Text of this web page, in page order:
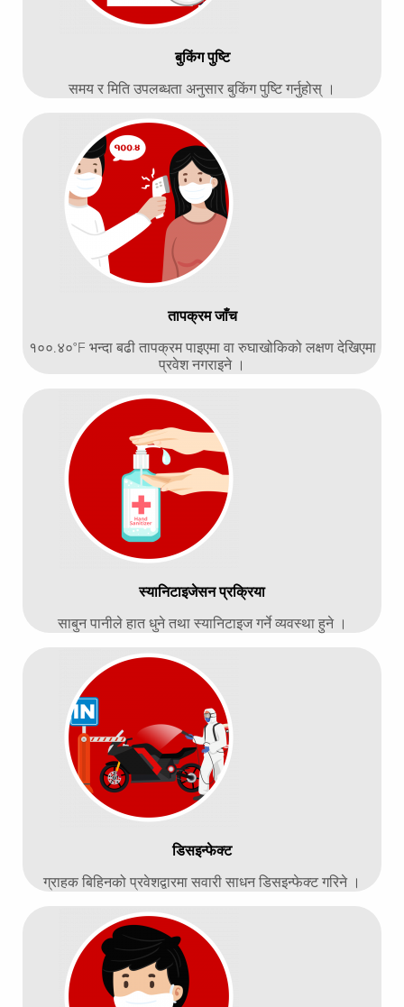
बुकिंग पुष्टि
समय र मिति उपलब्धता अनुसार बुकिंग पुष्टि गर्नुहोस् ।
तापक्रम जाँच
१००.४०°F भन्दा बढी तापक्रम पाइएमा वा रुघाखोकिको लक्षण देखिएमा
प्रवेश नगराइने ।
स्यानिटाइजेसन प्रक्रिया
साबुन पानीले हात धुने तथा स्यानिटाइज गर्ने व्यवस्था हुने ।
डिसइन्फेक्ट
ग्राहक बिहिनको प्रवेशद्वारमा सवारी साधन डिसइन्फेक्ट गरिने ।